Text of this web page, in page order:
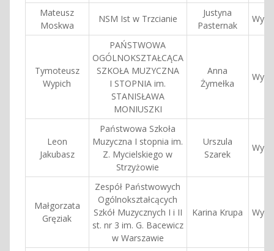
Mateusz
Moskwa
NSM Ist w Trzcianie
Justyna
Pasternak
Tymoteusz
Wypich
PAŃSTWOWA
OGÓLNOKSZTAŁCĄCA
SZKOŁA MUZYCZNA
I STOPNIA im.
STANISŁAWA
MONIUSZKI
Anna
Żymełka
Leon
Jakubasz
Państwowa Szkoła
Muzyczna I stopnia im.
Z. Mycielskiego w
Strzyżowie
Urszula
Szarek
Małgorzata
Gręziak
Zespół Państwowych
Ogólnokształcących
Szkół Muzycznych I i II
st. nr 3 im. G. Bacewicz
w Warszawie
Karina Krupa